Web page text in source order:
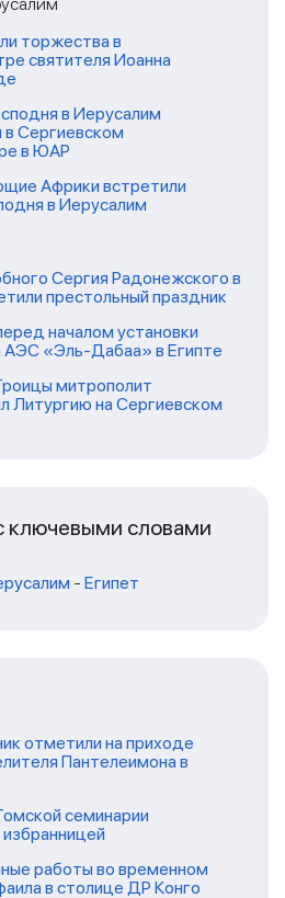
торжества в
святителя Иоанна
в Иерусалим
Сергиевском
в ЮАР
Африки встретили
в Иерусалим
Сергия Радонежского в
престольный праздник
началом установки
АЭС «Эль-Дабаа» в Египте
митрополит
Литургию на Сергиевском
ключевыми словами
- Египет
отметили на приходе
Пантелеимона в
семинарии
работы во временном
в столице ДР Конго